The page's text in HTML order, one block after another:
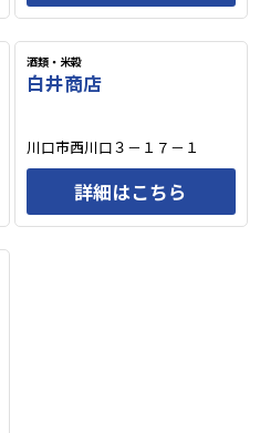
酒類・米穀
白井商店
川口市西川口３－１７－１
詳細はこちら